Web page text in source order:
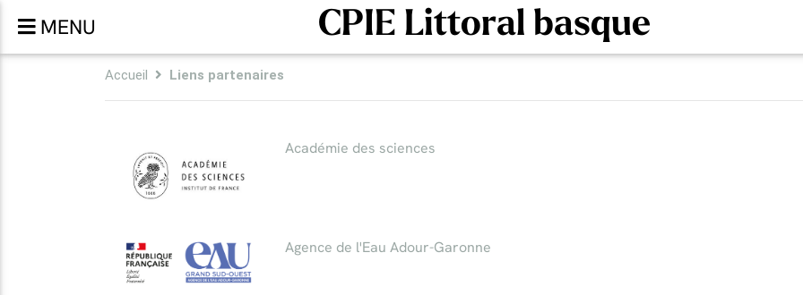
MENU CPIE Littoral basque
Accueil Liens partenaires
Académie des sciences
Agence de l'Eau Adour-Garonne